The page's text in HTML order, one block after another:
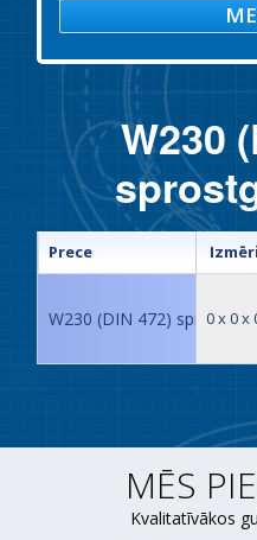
W230
Izmēri
0 x 0 x
Prece
W230 (DIN 472)
MĒS
Kvalitatīvākos